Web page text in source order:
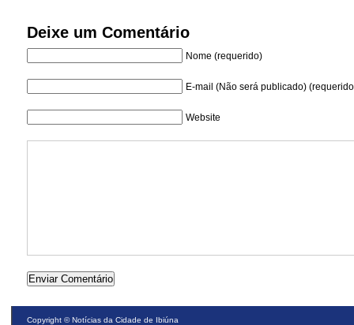
Deixe um Comentário
Nome (requerido)
E-mail (Não será publicado)
Website
Copyright ©Notícias da Cidade de Ibiúna